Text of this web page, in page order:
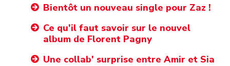
Bientôt un nouveau single pour Zaz !
Ce qu'il faut savoir sur le nouvel
album de Florent Pagny
Une collab' surprise entre Amir et Sia